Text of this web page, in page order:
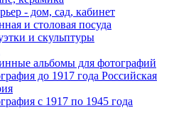
- дом, сад, кабинет
и столовая посуда
и скульптуры
альбомы для фотографий
до 1917 года Российская
с 1917 по 1945 года